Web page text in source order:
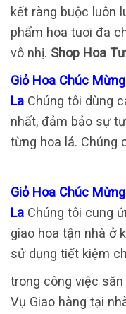
kết ràng buộc luôn
phẩm hoa tuoi đa
vô nhị. Shop Hoa
Giỏ Hoa Chúc
La Chúng tôi dùng
nhất, đảm bảo sự
từng hoa lá. Chúng
Giỏ Hoa Chúc
La Chúng tôi cung
giao hoa tận nhà ở
sử dụng tiết kiệm
trong công việc
Vụ Giao hàng tại